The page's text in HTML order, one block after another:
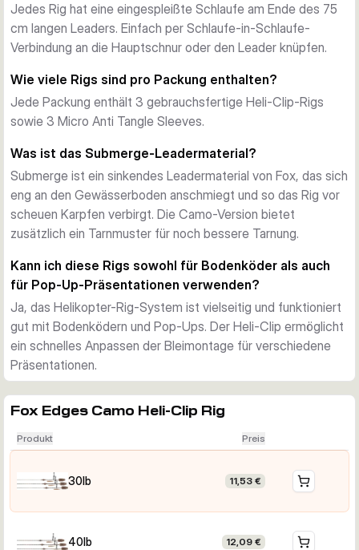
Tarndesign
Die Camo-Optik lässt den Leader in verschiedenen
Gewässerumgebungen unauffällig erscheinen und verringert
Material legt sich bodennah ab und sorgt für eine diskrete
Präsentation.
Verfügbare Varianten
Das Rig ist in zwei Tragkraftstärken erhältlich, um
verschiedenen Angelsituationen gerecht zu werden:
30 lb (13,6 kg) — geeignet für allgemeine
Karpfenangelbedingungen
40 lb (18,14 kg) — für stärkere Hindernis- oder
Krautsituationen, in denen mehr Festigkeit benötigt wird
Jede Packung enthält 3 Rigs.
Jedes Rig hat eine eingespleißte Schlaufe am Ende des 75
cm langen Leaders. Einfach per Schlaufe-in-Schlaufe-
Verbindung an die Hauptschnur oder den Leader knüpfen.
Wie viele Rigs sind pro Packung enthalten?
Jede Packung enthält 3 gebrauchsfertige Heli-Clip-Rigs
sowie 3 Micro Anti Tangle Sleeves.
Was ist das Submerge-Leadermaterial?
Submerge ist ein sinkendes Leadermaterial von Fox, das sich
eng an den Gewässerboden anschmiegt und so das Rig vor
scheuen Karpfen verbirgt. Die Camo-Version bietet
zusätzlich ein Tarnmuster für noch bessere Tarnung.
Kann ich diese Rigs sowohl für Bodenköder als auch
für Pop-Up-Präsentationen verwenden?
Ja, das Helikopter-Rig-System ist vielseitig und funktioniert
gut mit Bodenködern und Pop-Ups. Der Heli-Clip ermöglicht
ein schnelles Anpassen der Bleimontage für verschiedene
Präsentationen.
Fox Edges Camo Heli-Clip Rig
Produkt Preis
30lb 11,53 €
40lb 12,09 €